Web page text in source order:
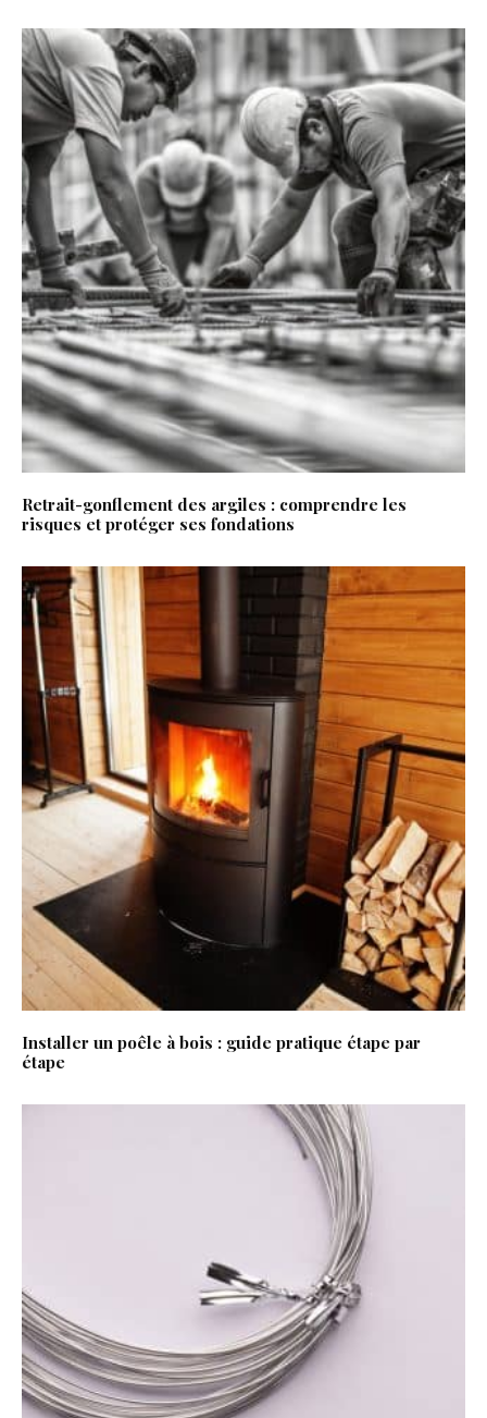
Retrait-gonflement des argiles : comprendre les
risques et protéger ses fondations
Installer un poêle à bois : guide pratique étape par
étape